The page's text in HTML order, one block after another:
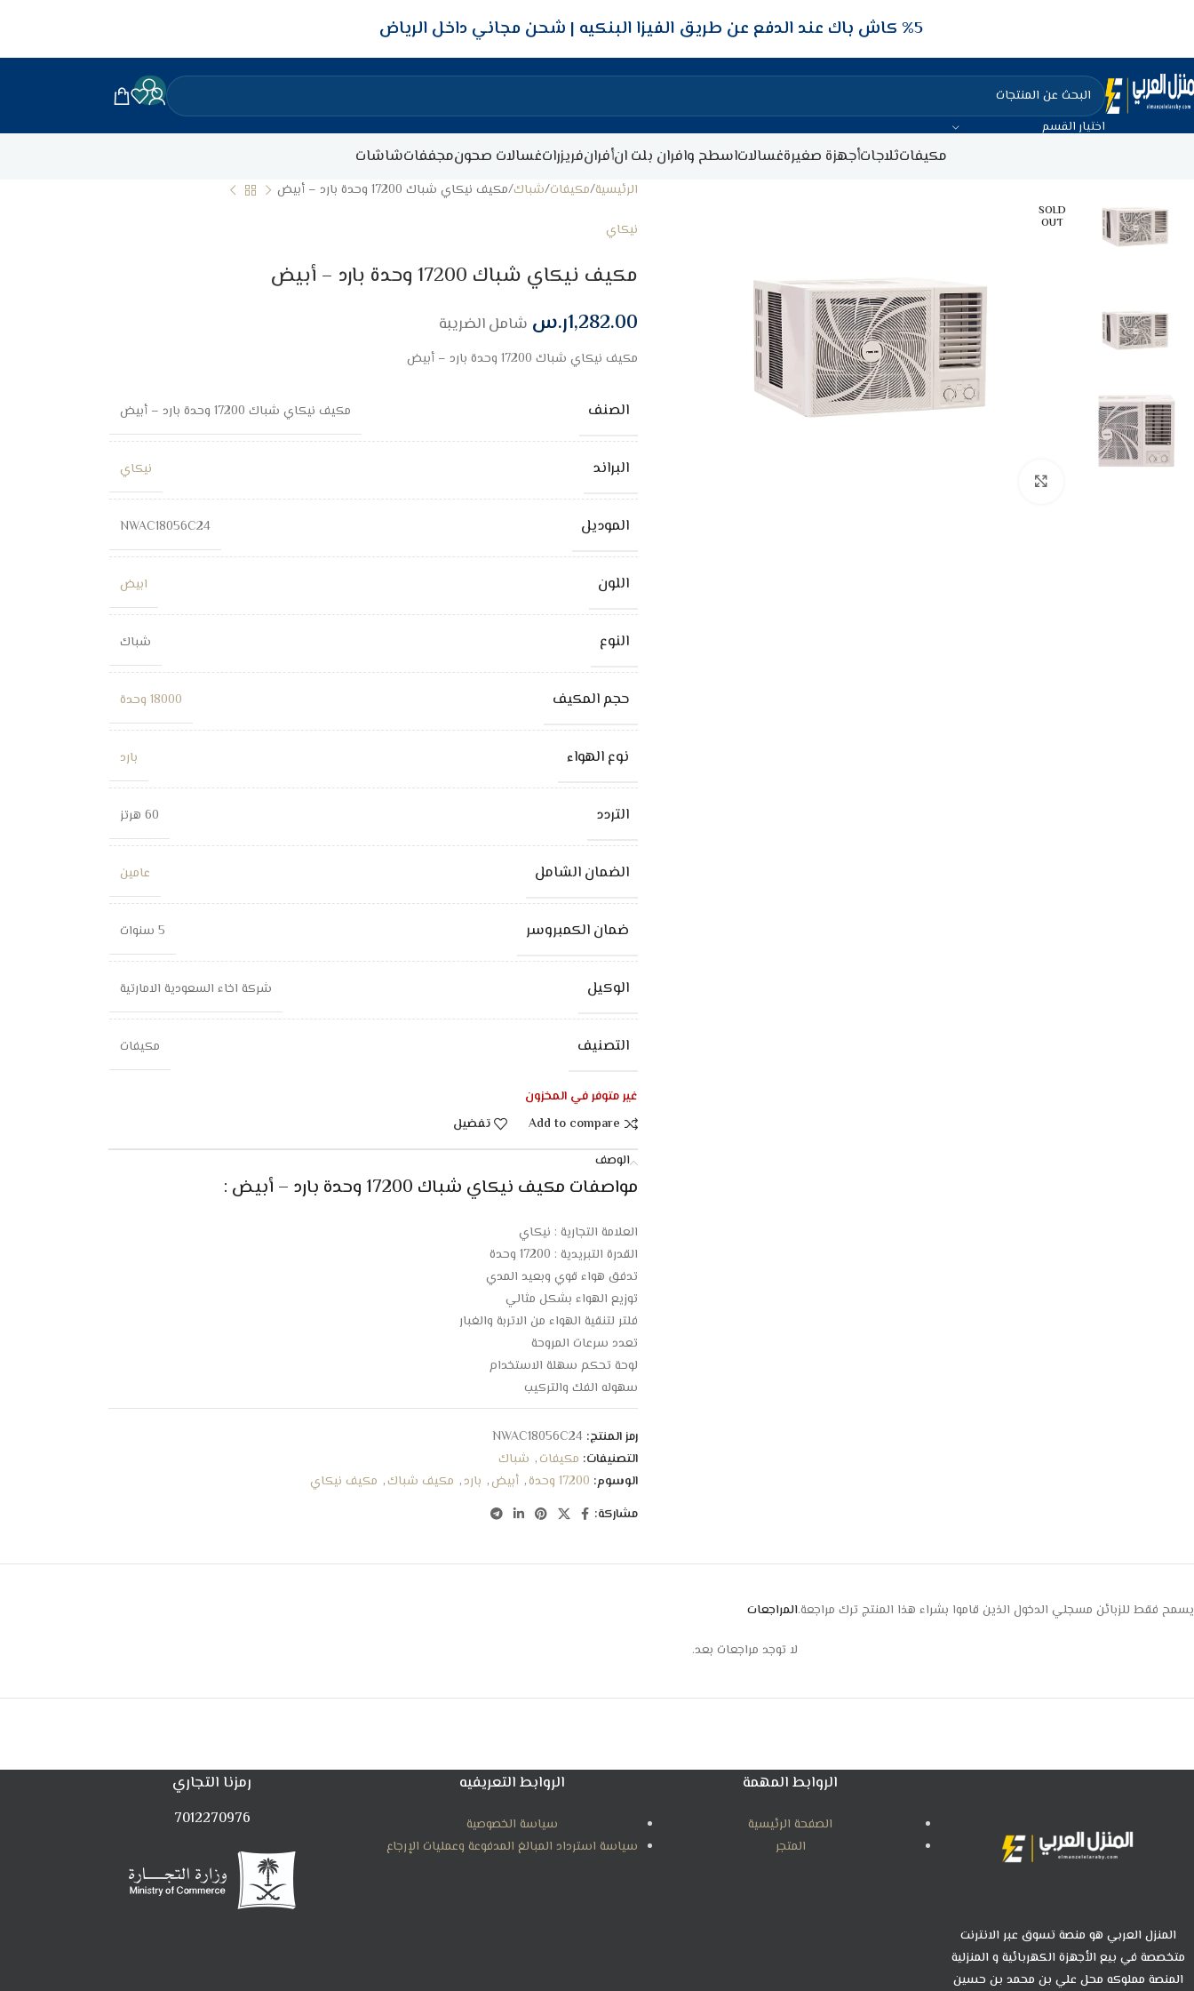
5‎% كاش باك عند الدفع عن طريق الفيزا البنكيه شحن مجاني داخل الرياض
اختيار القسم
مكيفاتثلاجاتأجهزة صغيرةغسالاتاسطح وافران بلت انأفرانفريزراتغسالات صحونمجففاتشاشات
SOLD
OUT
الرئيسية مكيفات شباك مكيف نيكاي شباك 17200 وحدة بارد – أبيض
نيكاي
مكيف نيكاي شباك 17200 وحدة بارد – أبيض
1,282.00ر.س شامل الضريبة
مكيف نيكاي شباك 17200 وحدة بارد – أبيض
الصنف مكيف نيكاي شباك 17200 وحدة بارد – أبيض
البراند نيكاي
الموديل NWAC18056C24
اللون ابيض
النوع شباك
حجم المكيف 18000 وحدة
نوع الهواء بارد
التردد 60 هرتز
الضمان الشامل عامين
ضمان الكمبروسر 5 سنوات
الوكيل شركة اخاء السعودية الامارتية
التصنيف مكيفات
غير متوفر في المخزون
Add to compare
تفضيل
الوصف
مواصفات مكيف نيكاي شباك 17200 وحدة بارد – أبيض :
العلامة التجارية : نيكاي
القدرة التبريدية : 17200 وحدة
تدفق هواء قوي وبعيد المدي
توزيع الهواء بشكل مثالي
فلتر لتنقية الهواء من الاتربة والغبار
تعدد سرعات المروحة
لوحة تحكم سهلة الاستخدام
سهوله الفك والتركيب
انخفاض مستوي الضجيج
استهلاك موفر للطاقة الكهربائية
ريش ذهبيه لحماية لفائف المكثف من التاكل
رمز المنتج: NWAC18056C24
التصنيفات: مكيفات, شباك
الوسوم: 17200 وحدة , أبيض, بارد, مكيف شباك, مكيف نيكاي
مشاركة:
المراجعات
لا توجد مراجعات بعد.
يسمح فقط للزبائن مسجلي الدخول الذين قاموا بشراء هذا المنتج ترك مراجعة.
المنزل العربي هو منصة تسوق عبر الانترنت
متخصصة في بيع الأجهزة الكهربائية و المنزلية
المنصة مملوكه محل علي بن محمد بن حسين
الروابط المهمة
الصفحة الرئيسية
المتجر
الروابط التعريفيه
سياسة الخصوصية
سياسة استرداد المبالغ المدفوعة وعمليات الإرجاع
رمزنا التجاري
7012270976